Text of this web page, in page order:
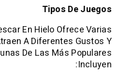
Tipos
De Pescar En Hielo
Que Atraen A
Algunas De Las Más